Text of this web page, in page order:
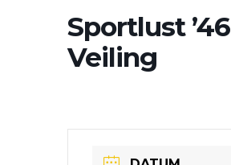
Sportlust ’46
Veiling